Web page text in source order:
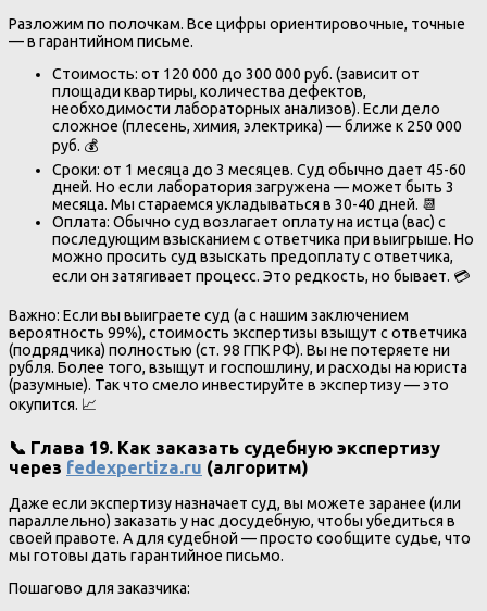
Разложим по полочкам. Все цифры ориентировочные, точные
— в гарантийном письме.
Стоимость: от 120 000 до 300 000 руб. (зависит от
площади квартиры, количества дефектов,
необходимости лабораторных анализов). Если дело
сложное (плесень, химия, электрика) — ближе к 250 000
руб. 💰
Сроки: от 1 месяца до 3 месяцев. Суд обычно дает 45-60
дней. Но если лаборатория загружена — может быть 3
месяца. Мы стараемся укладываться в 30-40 дней. 📆
Оплата: Обычно суд возлагает оплату на истца (вас) с
последующим взысканием с ответчика при выигрыше. Но
можно просить суд взыскать предоплату с ответчика,
если он затягивает процесс. Это редкость, но бывает. 💳
Важно: Если вы выиграете суд (а с нашим заключением
вероятность 99%), стоимость экспертизы взыщут с ответчика
(подрядчика) полностью (ст. 98 ГПК РФ). Вы не потеряете ни
рубля. Более того, взыщут и госпошлину, и расходы на юриста
(разумные). Так что смело инвестируйте в экспертизу — это
окупится. 📈
📞 Глава 19. Как заказать судебную экспертизу
через fedexpertiza.ru (алгоритм)
Даже если экспертизу назначает суд, вы можете заранее (или
параллельно) заказать у нас досудебную, чтобы убедиться в
своей правоте. А для судебной — просто сообщите судье, что
мы готовы дать гарантийное письмо.
Пошагово для заказчика: